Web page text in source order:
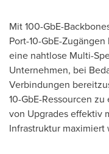
Mit 100-GbE-
Port-10-GbE-
eine nahtlose Multi-
Unternehmen, bei
Verbindungen
10-GbE-Ressourcen
von Upgrades effektiv
Infrastruktur maximiert